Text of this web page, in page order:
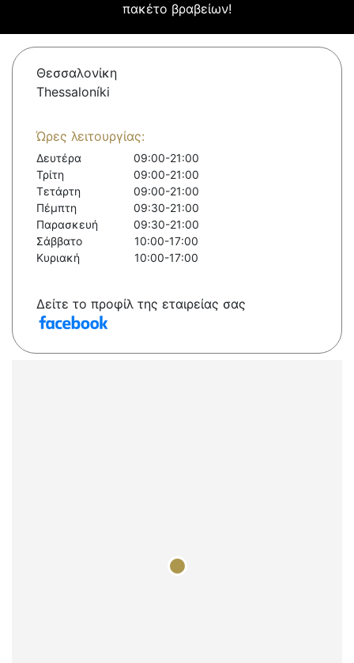
πακέτο βραβείων!
Θεσσαλονίκη
Thessaloníki
Ώρες λειτουργίας:
Δευτέρα
09:00-21:00
Τρίτη
09:00-21:00
Τετάρτη
09:00-21:00
Πέμπτη
09:30-21:00
Παρασκευή
09:30-21:00
Σάββατο
10:00-17:00
Κυριακή
10:00-17:00
Δείτε το προφίλ της εταιρείας σας